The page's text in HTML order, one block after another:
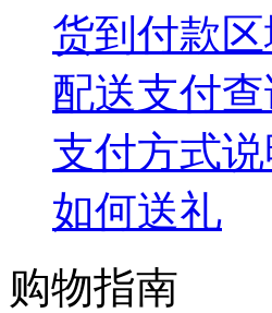
货到付款
配送支付查
支付方式说
如何送礼
购物指南